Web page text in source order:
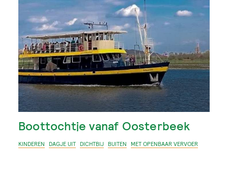
Boottochtje vanaf Oosterbeek
KINDEREN DAGJE UIT DICHTBIJ BUITEN MET OPENBAAR VERVOER